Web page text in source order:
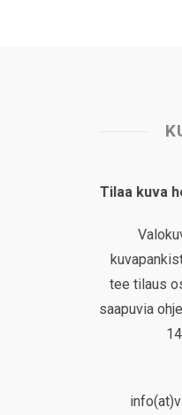
Tilaa kuva
tee tilaus
saapuvia